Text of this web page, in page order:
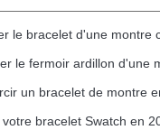
le bracelet d'une montre
le fermoir ardillon d'une
un bracelet de montre
bracelet Swatch en